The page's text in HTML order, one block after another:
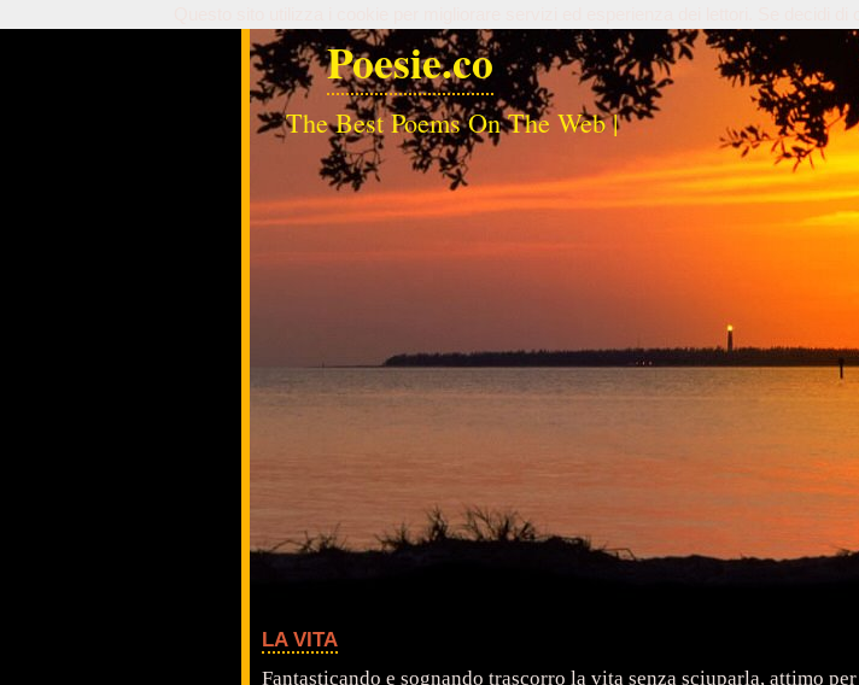
Poesie.co
The Best Poems On The Web |
LA VITA
Fantasticando e sognando trascorro la vita senza sciuparla, attimo per